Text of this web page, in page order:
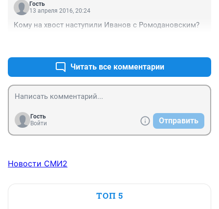
Гость
13 апреля 2016, 20:24
Кому на хвост наступили Иванов с Ромодановским?
Читать все комментарии
Гость
Войти
Отправить
Новости СМИ2
ТОП 5